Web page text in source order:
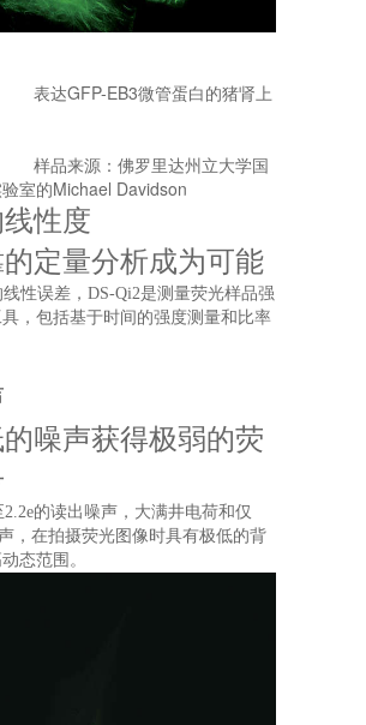
EB3微管蛋白的猪肾上
：佛罗里达州立大学国
室的Michael Davidson
性度
定量分析成为可能
性误差，DS-Qi2是测量荧光样品强
，包括基于时间的强度测量和比率
的噪声获得极弱的荧
2.2e的读出噪声，大满井电荷和仅
，在拍摄荧光图像时具有极低的背
态范围。